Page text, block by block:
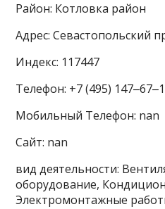
Район: Котловка район
Адрес: Севастопольский
Индекс: 117447
Телефон: +7 (495)
Мобильный Телефон: nan
Сайт: nan
вид деятельности:
оборудование,
Электромонтажные